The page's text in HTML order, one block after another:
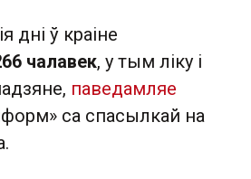
дні ў краіне
чалавек, у тым ліку і
паведамляе
са спасылкай на